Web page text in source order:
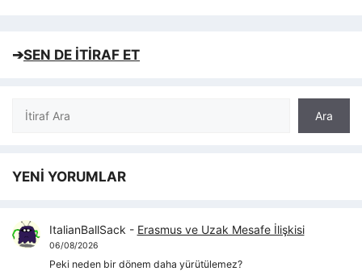
➔SEN DE İTİRAF ET
Ara
Ara
YENİ YORUMLAR
ItalianBallSack - Erasmus ve Uzak Mesafe İlişkisi
06/08/2026
Peki neden bir dönem daha yürütülemez?